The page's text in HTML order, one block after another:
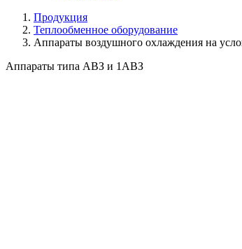
Продукция
Теплообменное оборудование
Аппараты воздушного охлаждения на
Аппараты типа АВЗ и 1АВЗ